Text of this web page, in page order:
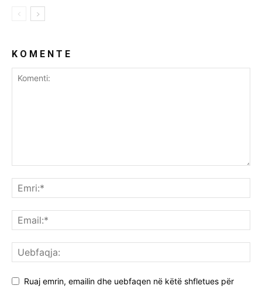
K O M E N T E
Ruaj emrin, emailin dhe uebfaqen në këtë shfletues për